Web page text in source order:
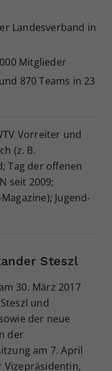
Landesverband in
Mitglieder
870 Teams in 23
Vorreiter und
(z. B.
Tag der offenen
seit 2009;
Jugend-
Steszl
30. März 2017
und
der neue
der
am 7. April
Vizepräsidentin,